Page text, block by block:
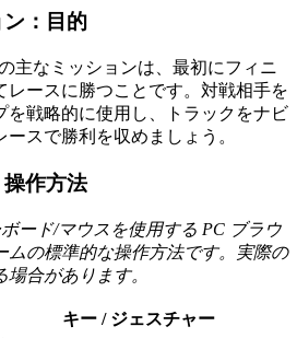
：目的
主なミッションは、最初にフィニ
レースに勝つことです。対戦相手を
を戦略的に使用し、トラックをナビ
スで勝利を収めましょう。
作方法
ード/マウスを使用する PC ブラウ
ムの標準的な操作方法です。実際の
合があります。
キー / ジェスチャー